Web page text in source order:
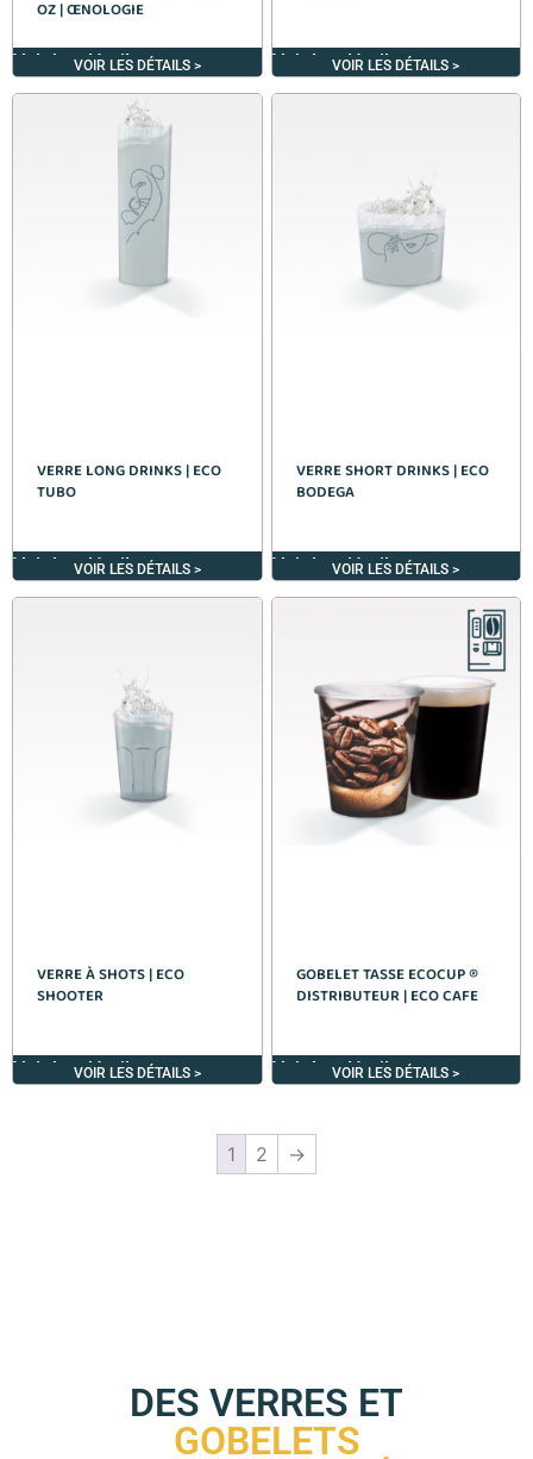
OZ | ŒNOLOGIE
VOIR LES DÉTAILS >
Voir les détails > VOIR LES DÉTAILS >
Voir les détails >
VERRE LONG DRINKS | ECO
TUBO
VOIR LES DÉTAILS >
Voir les détails >
VERRE SHORT DRINKS | ECO
BODEGA
VOIR LES DÉTAILS >
Voir les détails >
VERRE À SHOTS | ECO
SHOOTER
VOIR LES DÉTAILS >
Voir les détails >
GOBELET TASSE ECOCUP ®
DISTRIBUTEUR | ECO CAFE
VOIR LES DÉTAILS >
Voir les détails >
1 2 →
DES VERRES ET
GOBELETS